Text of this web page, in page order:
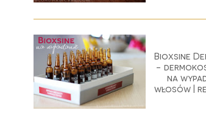
Bioxsine
-
na
włosów |